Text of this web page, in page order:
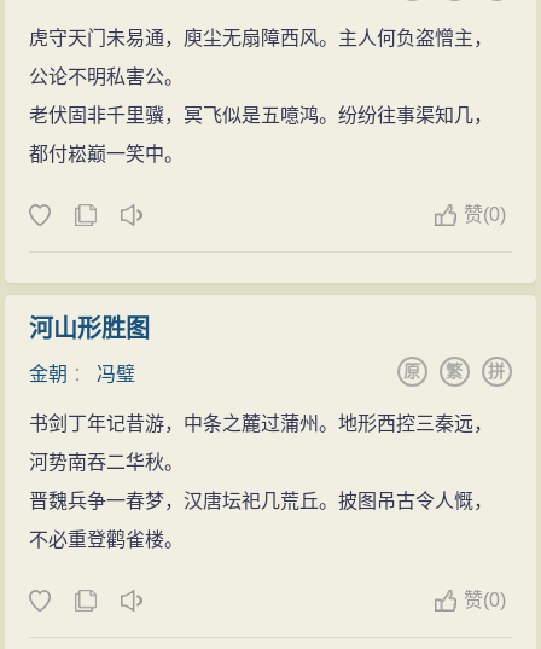
虎守天门未易通，庾尘无扇障西风。主人何负盗憎主，
公论不明私害公。
老伏固非千里骥，冥飞似是五噫鸿。纷纷往事渠知几，
都付崧巅一笑中。
赞(0)
河山形胜图
金朝 ： 冯璧 拼
繁
原
书剑丁年记昔游，中条之麓过蒲州。地形西控三秦远，
河势南吞二华秋。
晋魏兵争一春梦，汉唐坛祀几荒丘。披图吊古令人慨，
不必重登鹳雀楼。
赞(0)